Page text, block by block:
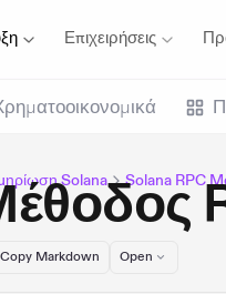
Επιχειρήσεις
Solana Solana RPC
Copy Markdown Open